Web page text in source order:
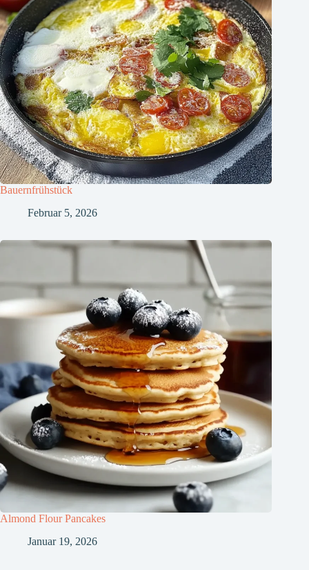
Bauernfrühstück
Februar 5, 2026
Almond Flour Pancakes
Januar 19, 2026